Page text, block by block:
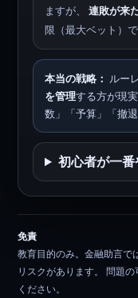
ますが、 連敗が来
限（最大ベット）で
本当の戦略： ルー
を管理する方が現
数」「予算」「撤
初心者が一
免責
教育目的のみ。金融助言で
リスクがあります。 問題
ください。